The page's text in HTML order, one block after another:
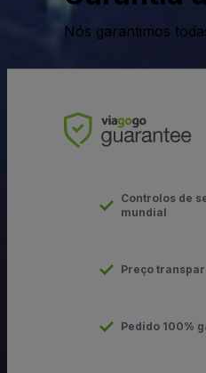
Nós garantimos
Controlos de
mundial
Preço
Pedido 100%